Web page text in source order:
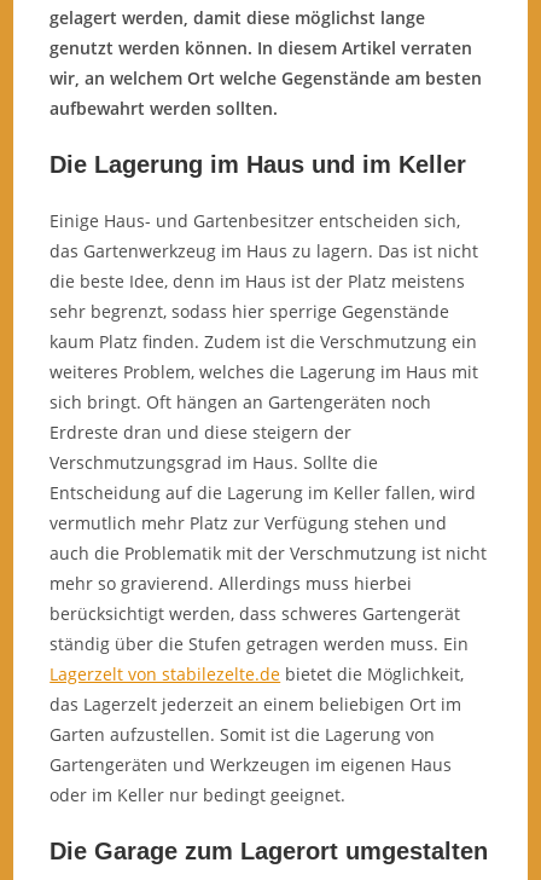
gelagert werden, damit diese möglichst lange
genutzt werden können. In diesem Artikel verraten
wir, an welchem Ort welche Gegenstände am besten
aufbewahrt werden sollten.
Die Lagerung im Haus und im Keller
Einige Haus- und Gartenbesitzer entscheiden sich,
das Gartenwerkzeug im Haus zu lagern. Das ist nicht
die beste Idee, denn im Haus ist der Platz meistens
sehr begrenzt, sodass hier sperrige Gegenstände
kaum Platz finden. Zudem ist die Verschmutzung ein
weiteres Problem, welches die Lagerung im Haus mit
sich bringt. Oft hängen an Gartengeräten noch
Erdreste dran und diese steigern der
Verschmutzungsgrad im Haus. Sollte die
Entscheidung auf die Lagerung im Keller fallen, wird
vermutlich mehr Platz zur Verfügung stehen und
auch die Problematik mit der Verschmutzung ist nicht
mehr so gravierend. Allerdings muss hierbei
berücksichtigt werden, dass schweres Gartengerät
ständig über die Stufen getragen werden muss. Ein
Lagerzelt von stabilezelte.de bietet die Möglichkeit,
das Lagerzelt jederzeit an einem beliebigen Ort im
Garten aufzustellen. Somit ist die Lagerung von
Gartengeräten und Werkzeugen im eigenen Haus
oder im Keller nur bedingt geeignet.
Die Garage zum Lagerort umgestalten